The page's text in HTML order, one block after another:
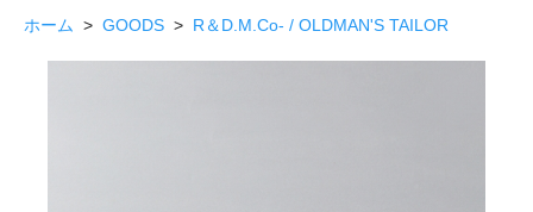
ホーム > GOODS > R＆D.M.Co- / OLDMAN'S TAILOR